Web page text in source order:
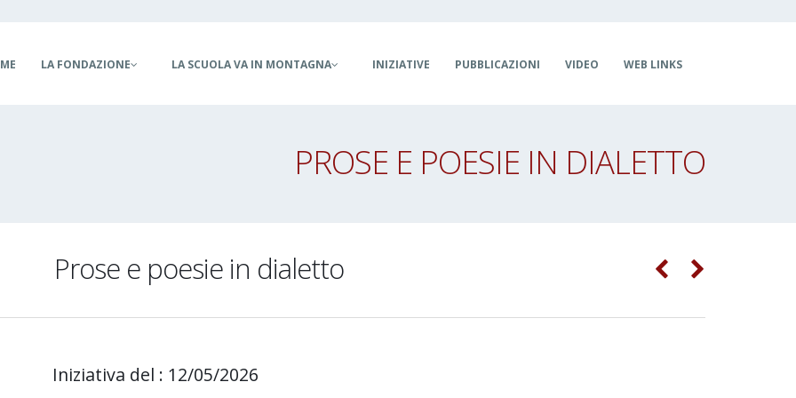
LA FONDAZIONE LA SCUOLA VA IN MONTAGNA INIZIATIVE PUBBLICAZIONI VIDEO WEB LINKS
PROSE E POESIE IN DIALETTO
Prose e poesie in dialetto
Iniziativa del : 12/05/2026